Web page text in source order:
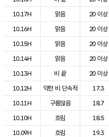
10.17H
맑음 20 이상
10.16H
맑음 20 이상
10.15H
맑음 20 이상
10.14H
맑음 20 이상
10.13H
비 끝 20 이상
10.12H
약한 비 단속적 17.3
10.11H
구름많음 18.7
10.10H
흐림 18.5
10.09H
흐림 19.3